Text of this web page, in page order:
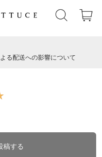
る配送への影響について
稿する